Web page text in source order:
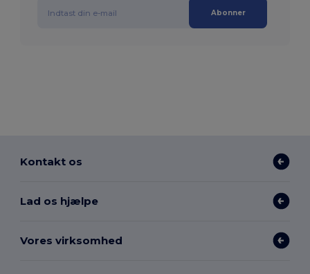
Abonner
Kontakt os
Lad os hjælpe
Vores virksomhed